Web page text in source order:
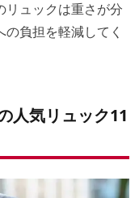
リュックは重さが分
負担を軽減してく
人気リュック11